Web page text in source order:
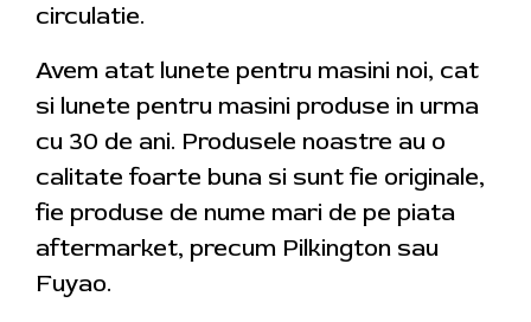
circulatie.
Avem atat lunete pentru masini noi, cat
si lunete pentru masini produse in urma
cu 30 de ani. Produsele noastre au o
calitate foarte buna si sunt fie originale,
fie produse de nume mari de pe piata
aftermarket, precum Pilkington sau
Fuyao.